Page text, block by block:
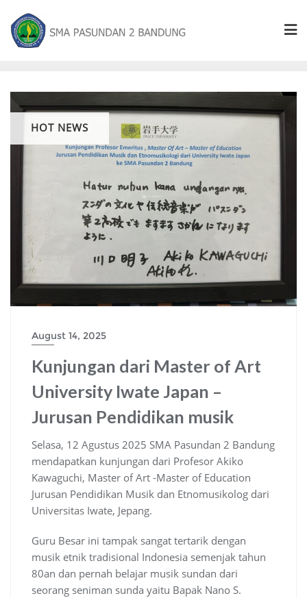
HOT NEWS
August 14, 2025
Kunjungan dari Master of Art
University Iwate Japan –
Jurusan Pendidikan musik
Selasa, 12 Agustus 2025 SMA Pasundan 2 Bandung
mendapatkan kunjungan dari Profesor Akiko
Kawaguchi, Master of Art -Master of Education
Jurusan Pendidikan Musik dan Etnomusikolog dari
Universitas Iwate, Jepang.
Guru Besar ini tampak sangat tertarik dengan
musik etnik tradisional Indonesia semenjak tahun
80an dan pernah belajar musik sundan dari
seorang seniman sunda yaitu Bapak Nano S.